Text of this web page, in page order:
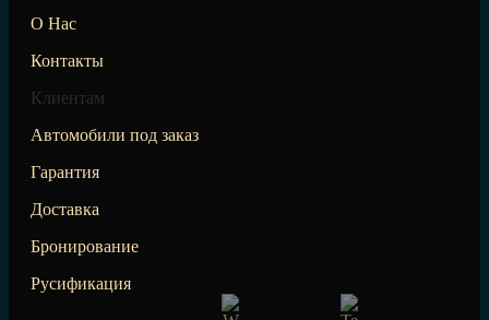
О Нас
Контакты
Клиентам
Автомобили под заказ
Гарантия
Доставка
Бронирование
Русификация